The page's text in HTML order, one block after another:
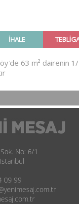
No: 6/1
09 99